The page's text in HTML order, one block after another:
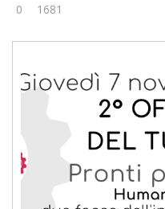
0 1681